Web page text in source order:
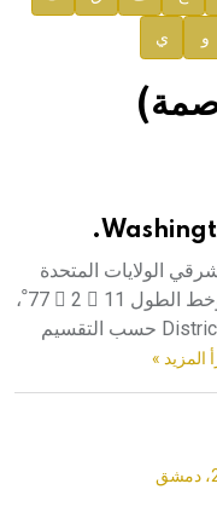
الطبية
جديدة في عام 2026
و ي
الولايات المتحدة
على خط العرض 42 ً 53 َ 38 ْ شمالاً وخط الطول 11 ً 2 َ 77 ْ،
وتشغل مقاطعة كولومبيا District of Columbia حسب التقسيم
المزيد »